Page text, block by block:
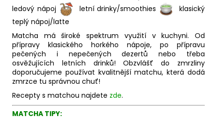
ledový nápoj
letní drinky/smoothies
klasický
teplý nápoj/latte
Matcha má široké spektrum využití v kuchyni. Od
přípravy klasického horkého nápoje, po přípravu
pečených i nepečených dezertů nebo třeba
osvěžujících letních drinků! Obzvlášť do zmrzliny
doporučujeme používat kvalitnější matchu, která dodá
zmrzce tu správnou chuť!
Recepty s matchou najdete zde.
MATCHA TIPY: